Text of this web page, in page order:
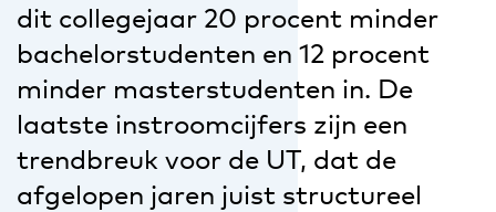
dit collegejaar 20 procent minder
bachelorstudenten en 12 procent
minder masterstudenten in. De
laatste instroomcijfers zijn een
trendbreuk voor de UT, dat de
afgelopen jaren juist structureel